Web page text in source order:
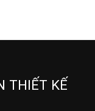
THIẾT KẾ